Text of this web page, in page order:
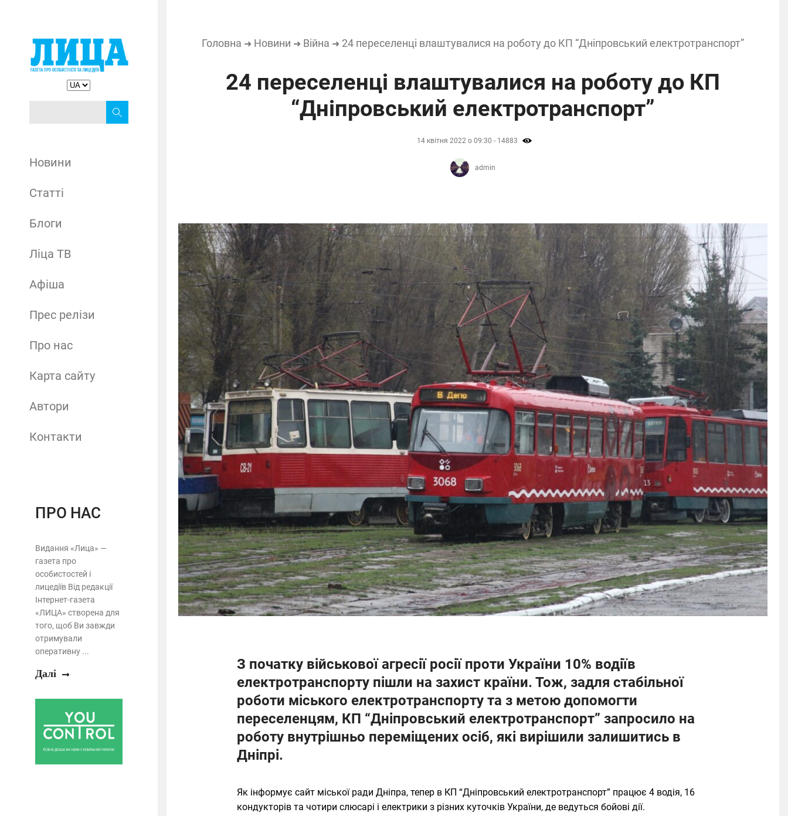
Новини
Статті
Блоги
Ліца ТВ
Афіша
Прес релізи
Про нас
Карта сайту
Автори
Контакти
ПРО НАС
Видання «Лица» —
газета про
особистостей і
лицедіїв Від редакції
Інтернет-газета
«ЛИЦА» створена для
того, щоб Ви завжди
отримували
оперативну ...
Далі
Головна ➜ Новини ➜ Війна ➜ 24 переселенці влаштувалися на роботу до КП “Дніпровський електротранспорт”
24 переселенці влаштувалися на роботу до КП
“Дніпровський електротранспорт”
14 квітня 2022 о 09:30 - 14883
admin
З початку військової агресії росії проти України 10% водіїв
електротранспорту пішли на захист країни. Тож, задля стабільної
роботи міського електротранспорту та з метою допомогти
переселенцям, КП “Дніпровський електротранспорт” запросило на
роботу внутрішньо переміщених осіб, які вирішили залишитись в
Дніпрі.
Як інформує сайт міської ради Дніпра, тепер в КП “Дніпровський електротранспорт” працює 4 водія, 16
кондукторів та чотири слюсарі і електрики з різних куточків України, де ведуться бойові дії.